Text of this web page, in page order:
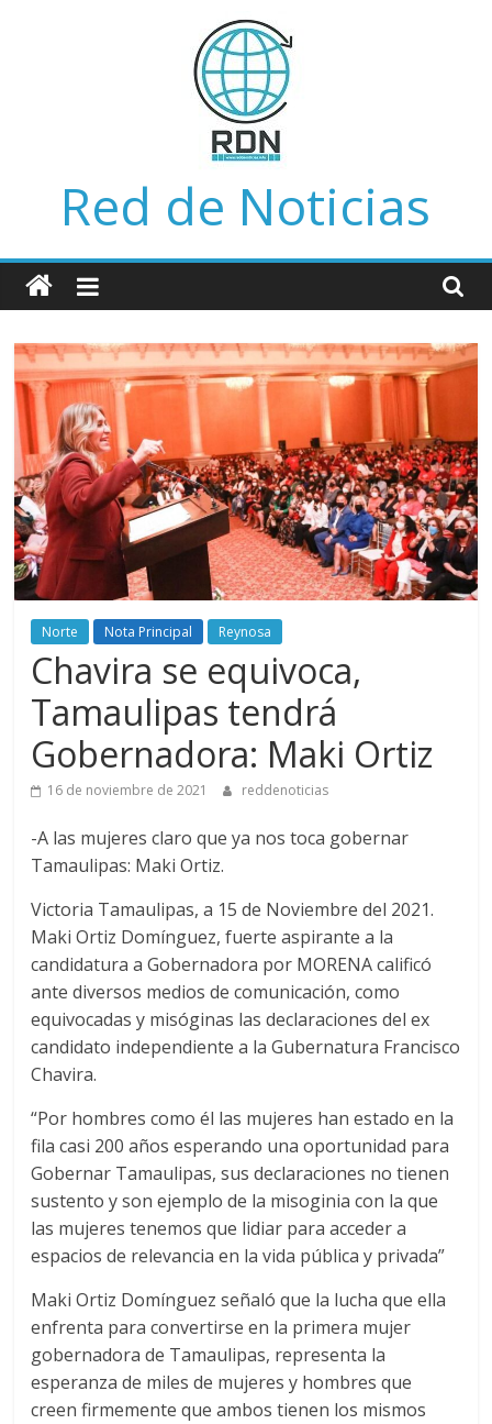
Red de Noticias
Norte Nota Principal Reynosa
Chavira se equivoca,
Tamaulipas tendrá
Gobernadora: Maki Ortiz
16 de noviembre de 2021 reddenoticias
-A las mujeres claro que ya nos toca gobernar
Tamaulipas: Maki Ortiz.
Victoria Tamaulipas, a 15 de Noviembre del 2021.
Maki Ortiz Domínguez, fuerte aspirante a la
candidatura a Gobernadora por MORENA calificó
ante diversos medios de comunicación, como
equivocadas y misóginas las declaraciones del ex
candidato independiente a la Gubernatura Francisco
Chavira.
“Por hombres como él las mujeres han estado en la
fila casi 200 años esperando una oportunidad para
Gobernar Tamaulipas, sus declaraciones no tienen
sustento y son ejemplo de la misoginia con la que
las mujeres tenemos que lidiar para acceder a
espacios de relevancia en la vida pública y privada”
Maki Ortiz Domínguez señaló que la lucha que ella
enfrenta para convertirse en la primera mujer
gobernadora de Tamaulipas, representa la
esperanza de miles de mujeres y hombres que
creen firmemente que ambos tienen los mismos